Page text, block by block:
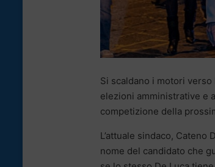
Si scaldano i motori
elezioni amministrative e
competizione della
L’attuale sindaco,
nome del candidato che